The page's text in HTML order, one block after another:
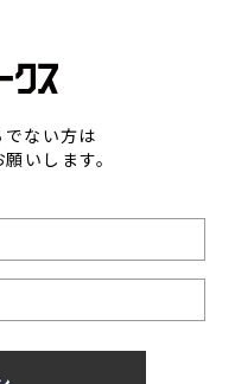
ない方は
いします。